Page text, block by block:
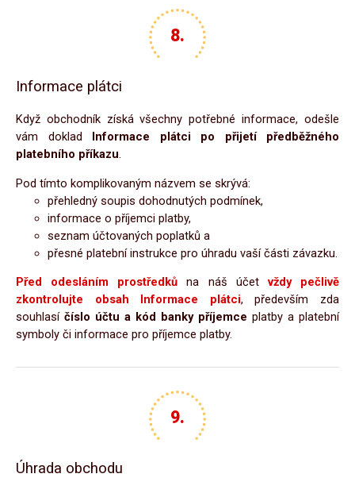
Informace plátci
Když obchodník získá všechny potřebné informace, odešle
vám doklad Informace plátci po přijetí předběžného
platebního příkazu.
Pod tímto komplikovaným názvem se skrývá:
přehledný soupis dohodnutých podmínek,
informace o příjemci platby,
seznam účtovaných poplatků a
přesné platební instrukce pro úhradu vaší části závazku.
Před odesláním prostředků na náš účetvždy pečlivě
zkontrolujte obsah Informace plátci, především zda
souhlasí číslo účtu a kód banky příjemce platby a platební
symboly či informace pro příjemce platby.
Úhrada obchodu